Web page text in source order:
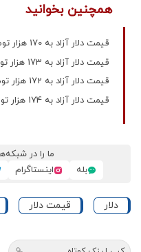
همچنین بخوانید
قیمت دلار آزاد به 170 هزار تومان رسید
قیمت دلار آزاد به 173 هزار تومان رسید
قیمت دلار آزاد به 172 هزار تومان رسید
قیمت دلار آزاد به 174 هزار تومان رسید
ما را در
بله
اینستاگرام
دلار قیمت دلار